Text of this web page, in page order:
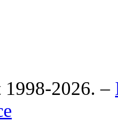
2026. –